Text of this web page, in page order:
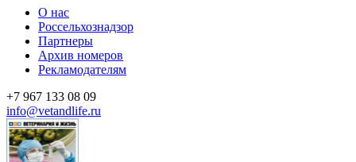
О нас
Россельхознадзор
Партнеры
Архив номеров
Рекламодателям
+7 967 133 08 09
info@vetandlife.ru